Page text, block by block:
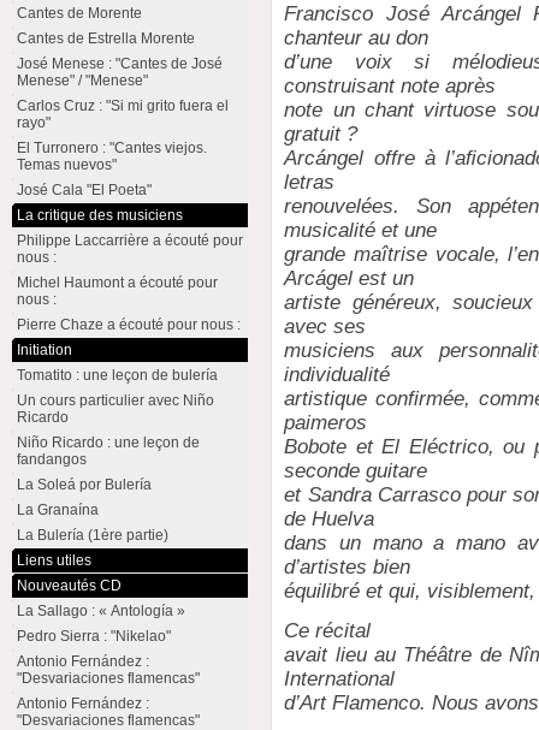
Francisco José Arcángel
chanteur au don
d’une voix si
construisant note après
note un chant virtuose
gratuit ?
Arcángel offre à
letras
renouvelées. Son
musicalité et une
grande maîtrise vocale,
Arcágel est un
artiste généreux,
avec ses
musiciens aux
individualité
artistique confirmée,
paimeros
Bobote et El Eléctrico, ou
seconde guitare
et Sandra Carrasco pour
de Huelva
dans un mano a mano
d’artistes bien
équilibré et qui,
Ce récital
avait lieu au Théâtre de
International
d’Art Flamenco. Nous
Cantes de Morente
Cantes de Estrella Morente
José Menese : "Cantes de José
Menese" / "Menese"
Carlos Cruz : "Si mi grito fuera el
rayo"
El Turronero : "Cantes viejos.
Temas nuevos"
José Cala "El Poeta"
La critique des musiciens
Philippe Laccarrière a écouté pour
nous :
Michel Haumont a écouté pour
nous :
Pierre Chaze a écouté pour nous :
Initiation
Tomatito : une leçon de bulería
Un cours particulier avec Niño
Ricardo
Niño Ricardo : une leçon de
fandangos
La Soleá por Bulería
La Granaína
La Bulería (1ère partie)
Liens utiles
Nouveautés CD
La Sallago : « Antología »
Pedro Sierra : "Nikelao"
Antonio Fernández :
"Desvariaciones flamencas"
Antonio Fernández :
"Desvariaciones flamencas"